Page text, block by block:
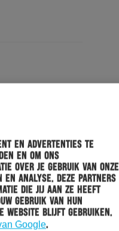
en advertenties te
en om ons
over je gebruik van onze
analyse. Deze partners
die jij aan ze heeft
gebruik van hun
website blijft gebruiken.
Google.
blikjes bier of
over de leeftijd